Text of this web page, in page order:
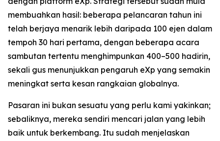
membuahkan hasil: beberapa pelancaran tahun ini
telah berjaya menarik lebih daripada 100 ejen dalam
tempoh 30 hari pertama, dengan beberapa acara
sambutan tertentu menghimpunkan 400–500 hadirin,
sekali gus menunjukkan pengaruh eXp yang semakin
meningkat serta kesan rangkaian globalnya.
Pasaran ini bukan sesuatu yang perlu kami yakinkan;
sebaliknya, mereka sendiri mencari jalan yang lebih
baik untuk berkembang. Itu sudah menjelaskan